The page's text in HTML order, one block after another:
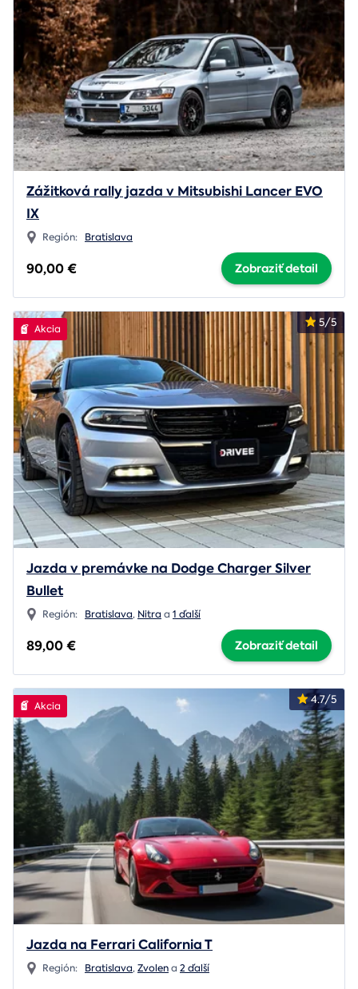
Zážitková rally jazda v Mitsubishi Lancer EVO
IX
Región: Bratislava
90,00 € Zobraziť detail
5/5
Akcia
Jazda v premávke na Dodge Charger Silver
Bullet
Región: Bratislava, Nitra a 1 ďalší
89,00 € Zobraziť detail
4.7/5
Akcia
Jazda na Ferrari California T
Región: Bratislava,Zvolena 2 ďalší